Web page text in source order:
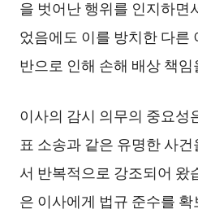
을 벗어난 행위를 인지하면
었음에도 이를 방치한 다른
반으로 인해 손해 배상 책
이사의 감시 의무의 중요성
표 소송과 같은 유명한 사
서 반복적으로 강조되어 왔
은 이사에게 법규 준수를